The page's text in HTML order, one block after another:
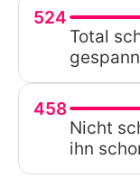
524
Total
458
Nicht
ihn